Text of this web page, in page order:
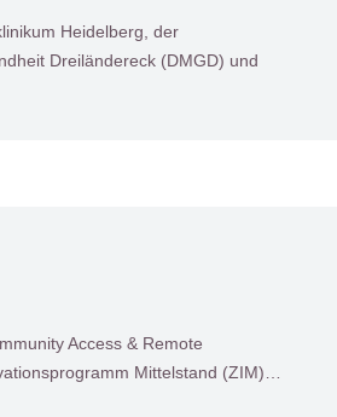
Heidelberg, der
Dreiländereck (DMGD) und
Access & Remote
Mittelstand (ZIM)…